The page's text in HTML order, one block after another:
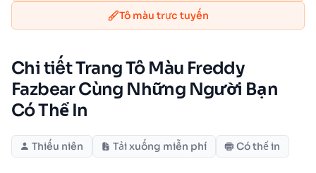
Tô màu trực tuyến
Chi tiết Trang Tô Màu Freddy
Fazbear Cùng Những Người Bạn
Có Thể In
Thiếu niên Tải xuống miễn phí Có thể in